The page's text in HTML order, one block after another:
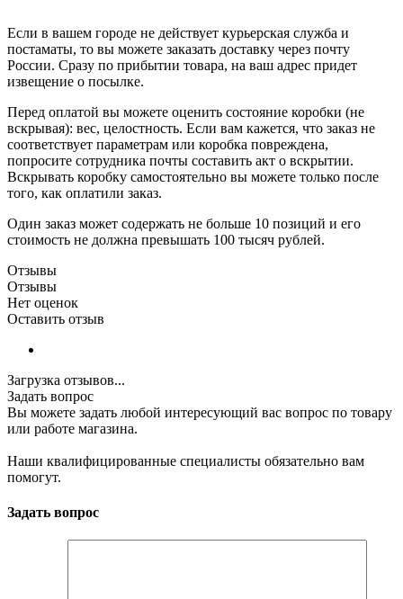
Если в вашем городе не действует курьерская служба и
постаматы, то вы можете заказать доставку через почту
России. Сразу по прибытии товара, на ваш адрес придет
извещение о посылке.
Перед оплатой вы можете оценить состояние коробки (не
вскрывая): вес, целостность. Если вам кажется, что заказ не
соответствует параметрам или коробка повреждена,
попросите сотрудника почты составить акт о вскрытии.
Вскрывать коробку самостоятельно вы можете только после
того, как оплатили заказ.
Один заказ может содержать не больше 10 позиций и его
стоимость не должна превышать 100 тысяч рублей.
Отзывы
Отзывы
Нет оценок
Оставить отзыв
Загрузка отзывов...
Задать вопрос
Вы можете задать любой интересующий вас вопрос по товару
или работе магазина.
Наши квалифицированные специалисты обязательно вам
помогут.
Задать вопрос